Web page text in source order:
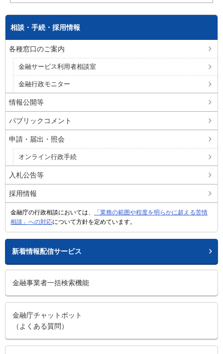
相談・手続・採用情報
各種窓口のご案内
金融サービス利用者相談室
金融行政モニター
情報公開等
パブリックコメント
申請・届出・照会
オンライン行政手続
入札公告等
採用情報
金融庁の行政相談においては、
「業務の範囲や程度を明らかに超える苦情
相談」への対応について方針を定めています。
新着情報配信サービス
金融事業者一括検索機能
金融庁チャットボット
（よくある質問）